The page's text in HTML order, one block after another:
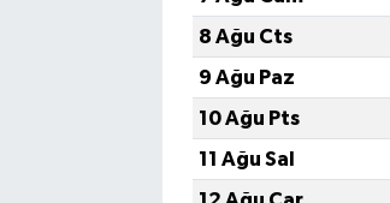
8 Ağu Cts
9 Ağu Paz
10 Ağu Pts
11 Ağu Sal